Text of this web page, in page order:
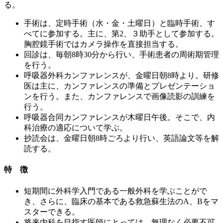
る。
手術は、定時手術（水・金・土曜日）と臨時手術、す
べてに参加する。主に、第2、３助手として参加する。
胸腔鏡手術ではカメラ操作を直接担当する。
回診は、毎朝8時30分から行い、手術患者の周術期管理
を行う。
呼吸器外科カンファレンスが、金曜日朝8時より。研修
医は主に、カンファレンスの準備とプレゼンテーショ
ンを行う。また、カンファレンスで画像読影の訓練を
行う。
呼吸器合同カンファレンスが木曜日午後。そこで、内
科治療の適応について学ぶ。
抄読会は、金曜日朝8時ごろより行い、英語論文等を解
読する。
特 徴
短期間に外科学入門である一般外科を学ぶことがで
き、さらに、臨床の基本である救急蘇生法のA、Bをマ
スターできる。